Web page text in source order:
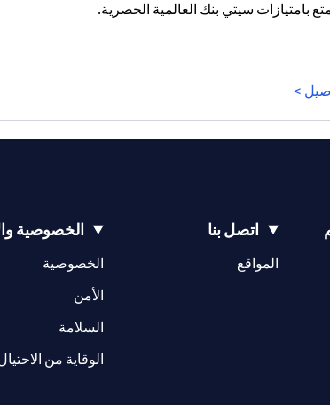
بامتيازات سيتي بنك العالمية الحصرية.
>
اتصل بنا
المواقع
(opens in a new tab)
الخصوصية
الخصوصية
الأمن
السلامة
الوقاية من